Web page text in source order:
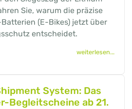
Sie, warum die präzise
(E-Bikes) jetzt über
entscheidet.
weiterlesen...
System: Das
Begleitscheine ab 21.